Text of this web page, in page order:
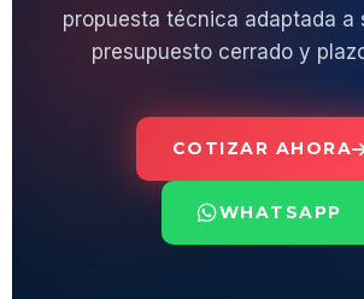
propuesta técnica adaptada a
presupuesto cerrado y
COTIZAR AHORA
WHATSAPP